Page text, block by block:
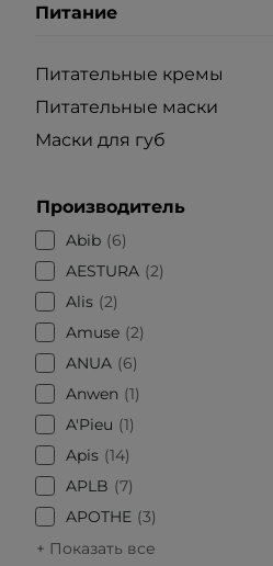
Питание
Питательные кремы
Питательные маски
Маски для губ
Производитель
Abib
6
AESTURA 2
Alis 2
Amuse 2
ANUA
6
Anwen
1
A'Pieu
1
Apis 14
APLB
7
APOTHE 3
+ Показать все